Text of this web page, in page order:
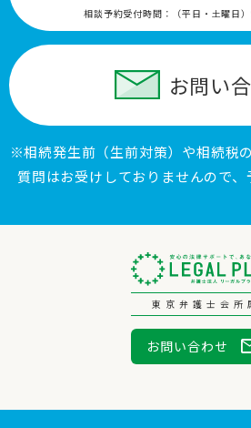
相談予約受付時間： （平日・土曜日
お問い
※相続発生前（生前対策）や相続税
質問はお受けしておりませんので、
東京弁護士会所
お問い合わせ